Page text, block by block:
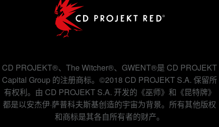
CD PROJEKT®、The Witcher®、GWENT®是 CD PROJEKT
Capital Group 的注册商标。©2018 CD PROJEKT S.A. 保留所
有权利。由 CD PROJEKT S.A. 开发的《巫师》和《昆特牌》
都是以安杰伊·萨普科夫斯基创造的宇宙为背景。所有其他版权
和商标是其各自所有者的财产。